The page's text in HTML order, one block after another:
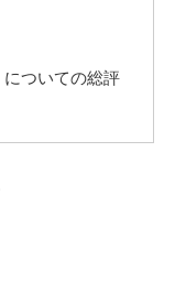
ついての総評